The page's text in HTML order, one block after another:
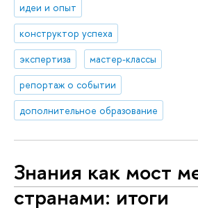
идеи и опыт
конструктор успеха
экспертиза
мастер-классы
репортаж о событии
дополнительное образование
Знания как мост
странами: итоги